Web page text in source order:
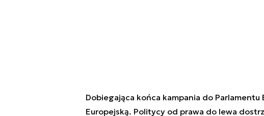
Dobiegająca końca kampania do Parlamentu
Europejską. Politycy od prawa do lewa